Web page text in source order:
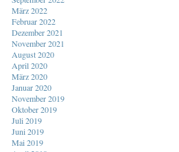
März 2022
Februar 2022
Dezember 2021
November 2021
August 2020
April 2020
März 2020
Januar 2020
November 2019
Oktober 2019
Juli 2019
Juni 2019
Mai 2019